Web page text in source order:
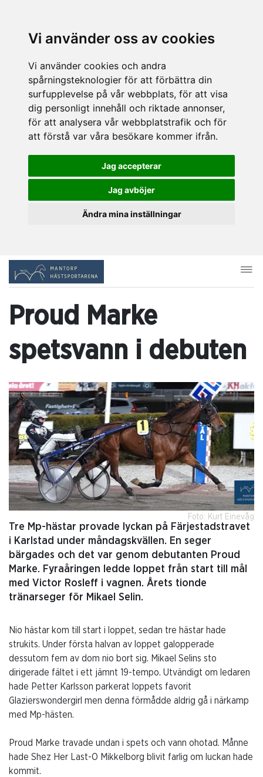
Vi använder oss av cookies
Vi använder cookies och andra
spårningsteknologier för att förbättra din
surfupplevelse på vår webbplats, för att visa
dig personligt innehåll och riktade annonser,
för att analysera vår webbplatstrafik och för
att förstå var våra besökare kommer ifrån.
Jag accepterar
Jag avböjer
Ändra mina inställningar
Foto: Kurt Einevåg
Proud Marke
spetsvann i debuten
Tre Mp-hästar provade lyckan på Färjestadstravet
i Karlstad under måndagskvällen. En seger
bärgades och det var genom debutanten Proud
Marke. Fyraåringen ledde loppet från start till mål
med Victor Rosleff i vagnen. Årets tionde
tränarseger för Mikael Selin.
Nio hästar kom till start i loppet, sedan tre hästar hade
strukits. Under första halvan av loppet galopperade
dessutom fem av dom nio bort sig. Mikael Selins sto
dirigerade fältet i ett jämnt 19-tempo. Utvändigt om ledaren
hade Petter Karlsson parkerat loppets favorit
Glazierswondergirl men denna förmådde aldrig gå i närkamp
med Mp-hästen.
Proud Marke travade undan i spets och vann ohotad. Månne
hade Shez Her Last-O Mikkelborg blivit farlig om luckan hade
kommit.